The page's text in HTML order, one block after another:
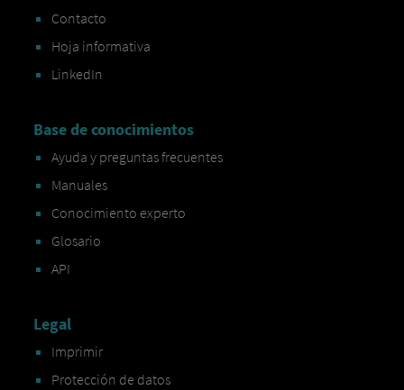
Contacto
Hoja informativa
LinkedIn
Base de conocimientos
Ayuda y preguntas frecuentes
Manuales
Conocimiento experto
Glosario
API
Legal
Imprimir
Protección de datos